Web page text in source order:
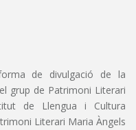
de divulgació de la
grup de Patrimoni Literari
de Llengua i Cultura
Literari Maria Àngels